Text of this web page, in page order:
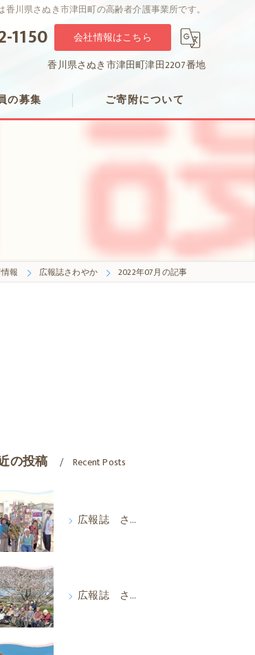
川県さぬき市津田町の高齢者介護事業所です。
1150
会社情報はこちら
香川県さぬき市津田町津田2207番地
の募集 ご寄附について
報 広報誌さわやか 2022年07月の記事
の投稿 Recent Posts
広報誌 さわやか 2026年7月
広報誌 さわやか 2026年4月